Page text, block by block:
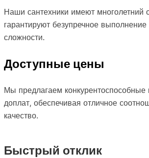
Наши сантехники имеют многолетний
гарантируют безупречное
сложности.
Доступные цены
Мы предлагаем
доплат, обеспечивая отличное
качество.
Быстрый отклик